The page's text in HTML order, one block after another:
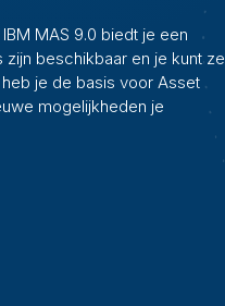
MAS 9.0 biedt je een
beschikbaar en je kunt ze
je de basis voor Asset
mogelijkheden je